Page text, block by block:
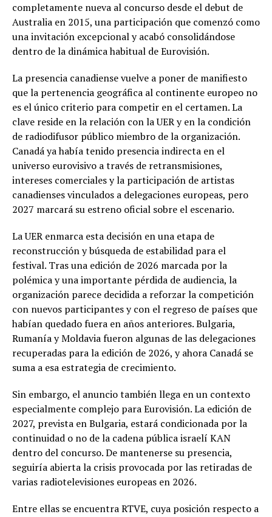
completamente nueva al concurso desde el debut de
Australia en 2015, una participación que comenzó como
una invitación excepcional y acabó consolidándose
dentro de la dinámica habitual de Eurovisión.
La presencia canadiense vuelve a poner de manifiesto
que la pertenencia geográfica al continente europeo no
es el único criterio para competir en el certamen. La
clave reside en la relación con la UER y en la condición
de radiodifusor público miembro de la organización.
Canadá ya había tenido presencia indirecta en el
universo eurovisivo a través de retransmisiones,
intereses comerciales y la participación de artistas
canadienses vinculados a delegaciones europeas, pero
2027 marcará su estreno oficial sobre el escenario.
La UER enmarca esta decisión en una etapa de
reconstrucción y búsqueda de estabilidad para el
festival. Tras una edición de 2026 marcada por la
polémica y una importante pérdida de audiencia, la
organización parece decidida a reforzar la competición
con nuevos participantes y con el regreso de países que
habían quedado fuera en años anteriores. Bulgaria,
Rumanía y Moldavia fueron algunas de las delegaciones
recuperadas para la edición de 2026, y ahora Canadá se
suma a esa estrategia de crecimiento.
Sin embargo, el anuncio también llega en un contexto
especialmente complejo para Eurovisión. La edición de
2027, prevista en Bulgaria, estará condicionada por la
continuidad o no de la cadena pública israelí KAN
dentro del concurso. De mantenerse su presencia,
seguiría abierta la crisis provocada por las retiradas de
varias radiotelevisiones europeas en 2026.
Entre ellas se encuentra RTVE, cuya posición respecto a